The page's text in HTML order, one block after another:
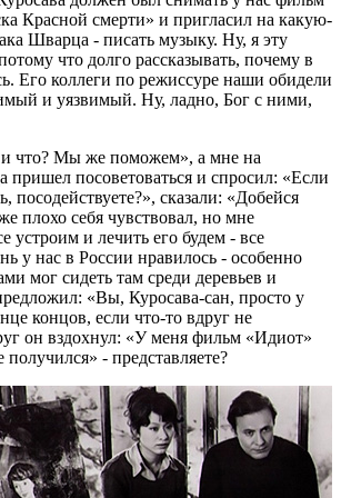
Красной смерти» и пригласил на какую-
Шварца - писать музыку. Ну, я эту
что долго рассказывать, почему в
Его коллеги по режиссуре наши обидели
и уязвимый. Ну, ладно, Бог с ними,
и что? Мы же поможем», а мне на
пришел посоветоваться и спросил: «Если
посодействуете?», сказали: «Добейся
плохо себя чувствовал, но мне
и лечить его будем - все
у нас в России нравилось - особенно
мог сидеть там среди деревьев и
«Вы, Куросава-сан, просто у
концов, если что-то вдруг не
он вздохнул: «У меня фильм «Идиот»
- представляете?